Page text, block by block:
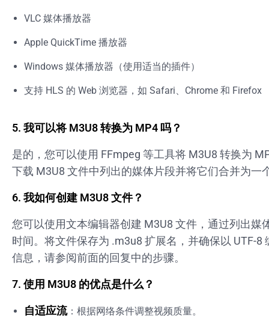
VLC 媒体播放器
Apple QuickTime 播放器
Windows 媒体播放器（使用适当的插件）
支持 HLS 的 Web 浏览器，如 Safari、Chrome 和 Firefox
5. 我可以将 M3U8 转换为 MP4 吗？
是的，您可以使用 FFmpeg 等工具将 M3U8 转换为
下载 M3U8 文件中列出的媒体片段并将它们合并为一
6. 我如何创建 M3U8 文件？
您可以使用文本编辑器创建 M3U8 文件，通过列出媒
时间。将文件保存为 .m3u8 扩展名，并确保以 UTF-8
信息，请参阅前面的回复中的步骤。
7. 使用 M3U8 的优点是什么？
自适应流：根据网络条件调整视频质量。